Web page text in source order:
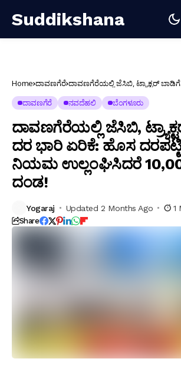
Suddikshana
Home ದಾವಣಗೆರೆ ದಾವಣಗೆರೆಯಲ್ಲಿ ಜೆಸಿಬಿ, ಟ್ರ್ಯಾಕ್ಟರ್
ದಾವಣಗೆರೆ ನವದೆಹಲಿ ಬೆಂಗಳೂರು
ದಾವಣಗೆರೆಯಲ್ಲಿ ಜೆಸಿಬಿ,
ದರ ಭಾರಿ ಏರಿಕೆ: ಹೊಸ
ನಿಯಮ ಉಲ್ಲಂಘಿಸಿದರೆ
ದಂಡ!
Yogaraj Updated 2 Months Ago 1
Share